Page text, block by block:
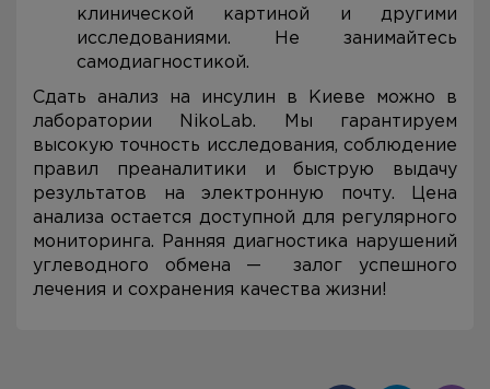
клинической картиной и другими
исследованиями. Не занимайтесь
самодиагностикой.
Сдать анализ на инсулин в Киеве можно в
лаборатории NikoLab. Мы гарантируем
высокую точность исследования, соблюдение
правил преаналитики и быструю выдачу
результатов на электронную почту. Цена
анализа остается доступной для регулярного
мониторинга. Ранняя диагностика нарушений
углеводного обмена — залог успешного
лечения и сохранения качества жизни!